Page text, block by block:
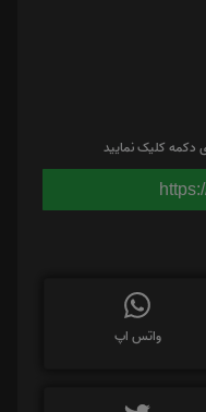
کلیک نمایید
واتس اپ